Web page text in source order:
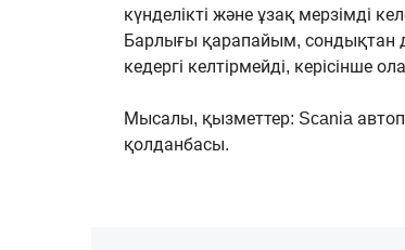
күнделікті және ұзақ мерзімді
Барлығы қарапайым, сондықтан
кедергі келтірмейді, керісінше
Мысалы, қызметтер: Scania
қолданбасы.